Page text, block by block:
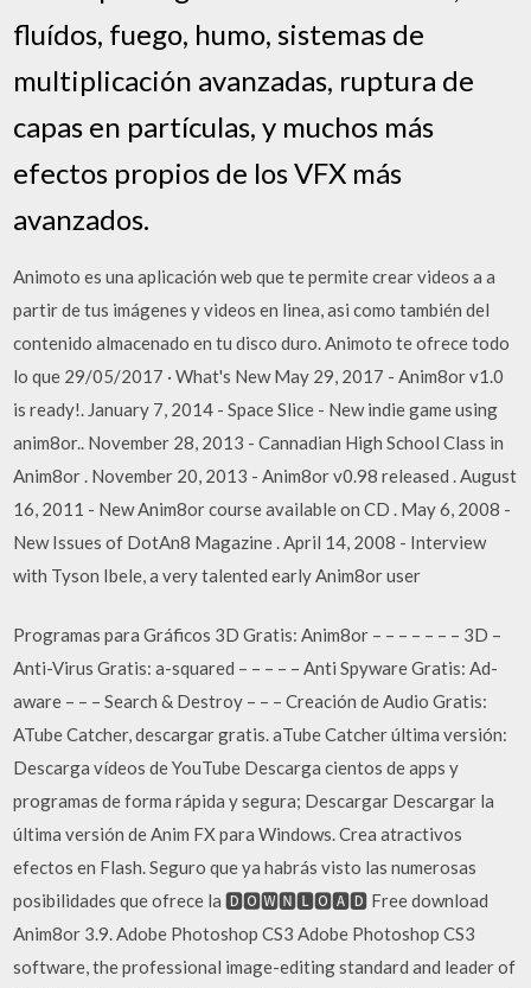
fluídos, fuego, humo, sistemas de
multiplicación avanzadas, ruptura de
capas en partículas, y muchos más
efectos propios de los VFX más
avanzados.
Animoto es una aplicación web que te permite crear videos a a
partir de tus imágenes y videos en linea, asi como también del
contenido almacenado en tu disco duro. Animoto te ofrece todo
lo que 29/05/2017 · What's New May 29, 2017 - Anim8or v1.0
is ready!. January 7, 2014 - Space Slice - New indie game using
anim8or.. November 28, 2013 - Cannadian High School Class in
Anim8or . November 20, 2013 - Anim8or v0.98 released . August
16, 2011 - New Anim8or course available on CD . May 6, 2008 -
New Issues of DotAn8 Magazine . April 14, 2008 - Interview
with Tyson Ibele, a very talented early Anim8or user
Programas para Gráficos 3D Gratis: Anim8or – – – – – – – 3D –
Anti-Virus Gratis: a-squared – – – – – Anti Spyware Gratis: Ad-
aware – – – Search & Destroy – – – Creación de Audio Gratis:
ATube Catcher, descargar gratis. aTube Catcher última versión:
Descarga vídeos de YouTube Descarga cientos de apps y
programas de forma rápida y segura; Descargar Descargar la
última versión de Anim FX para Windows. Crea atractivos
efectos en Flash. Seguro que ya habrás visto las numerosas
posibilidades que ofrece la 🅳🅾🆆🅽🅻🅾🅰🅳 Free download
Anim8or 3.9. Adobe Photoshop CS3 Adobe Photoshop CS3
software, the professional image-editing standard and leader of